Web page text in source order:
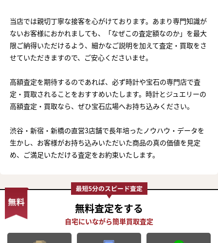
当店では親切丁寧な接客を心がけております。あまり専門知識が
ないお客様におかれましても、「なぜこの査定額なのか」を最大
限ご納得いただけるよう、細かなご説明を加えて査定・買取をさ
せていただきますので、ご安心くださいませ。
高額査定を期待するのであれば、必ず時計や宝石の専門店で査
定・買取されることをおすすめいたします。時計とジュエリーの
高額査定・買取なら、ぜひ宝石広場へお持ち込みください。
渋谷・新宿・新橋の直営3店舗で長年培ったノウハウ・データを
生かし、お客様がお持ち込みいただいた商品の真の価値を見定
め、ご満足いただける査定をお約束いたします。
無料査定をする